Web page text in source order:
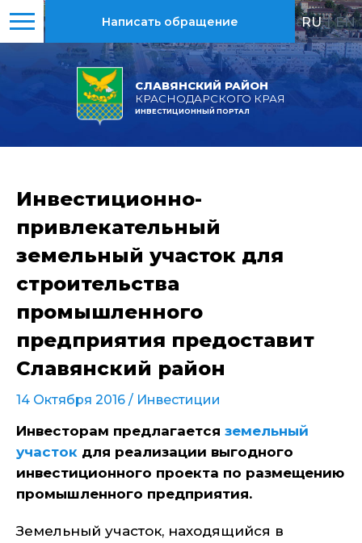
СЛАВЯНСКИЙ РАЙОН
КРАСНОДАРСКОГО КРАЯ
ИНВЕСТИЦИОННЫЙ ПОРТАЛ
Написать обращение RU | EN
Инвестиционно-
привлекательный
земельный участок для
строительства
промышленного
предприятия предоставит
Славянский район
14 Октября 2016 / Инвестиции
Инвесторам предлагается земельный
участок для реализации выгодного
инвестиционного проекта по размещению
промышленного предприятия.
Земельный участок, находящийся в